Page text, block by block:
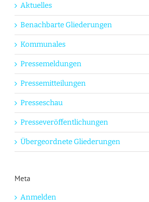
Aktuelles
Benachbarte Gliederungen
Kommunales
Pressemeldungen
Pressemitteilungen
Presseschau
Presseveröffentlichungen
Übergeordnete Gliederungen
Meta
Anmelden